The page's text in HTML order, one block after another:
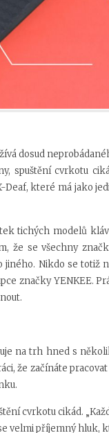
dosud
spuštění cvrkotu
které má jako
tichých modelů
že se všechny
jiného. Nikdo se
značky YENKEE.
na trh hned s
že začínáte
cvrkotu cikád.
velmi příjemný hluk,